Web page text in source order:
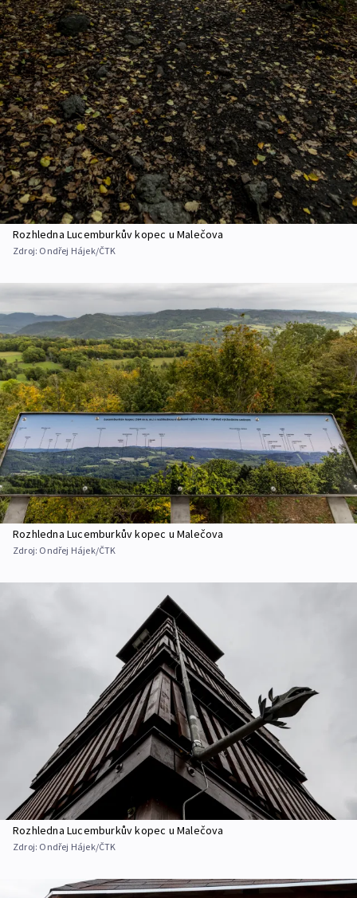
Rozhledna Lucemburkův kopec u Malečova
Zdroj: Ondřej Hájek/ČTK
Rozhledna Lucemburkův kopec u Malečova
Zdroj: Ondřej Hájek/ČTK
Rozhledna Lucemburkův kopec u Malečova
Zdroj: Ondřej Hájek/ČTK